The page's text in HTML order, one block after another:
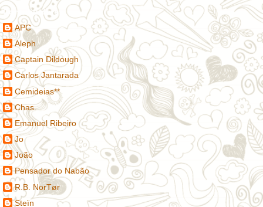
Contribuidores
APC
Aleph
Captain Dildough
Carlos Jantarada
Cemideias**
Chas.
Emanuel Ribeiro
Jo
João
Pensador do Nabão
R.B. NorTør
Steïn